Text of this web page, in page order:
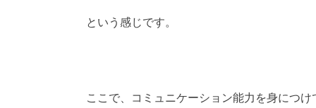
という感じです。
ここで、コミュニケーション能力を身につけ